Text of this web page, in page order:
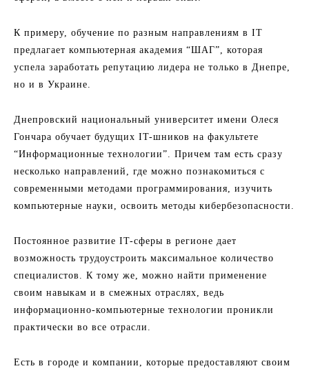
К примеру, обучение по разным направлениям в IT
предлагает компьютерная академия “ШАГ”, которая
успела заработать репутацию лидера не только в Днепре,
но и в Украине.
Днепровский национальный университет имени Олеся
Гончара обучает будущих IT-шников на факультете
“Информационные технологии”. Причем там есть сразу
несколько направлений, где можно познакомиться с
современными методами программирования, изучить
компьютерные науки, освоить методы кибербезопасности.
Постоянное развитие IT-сферы в регионе дает
возможность трудоустроить максимальное количество
специалистов. К тому же, можно найти применение
своим навыкам и в смежных отраслях, ведь
информационно-компьютерные технологии проникли
практически во все отрасли.
Есть в городе и компании, которые предоставляют своим